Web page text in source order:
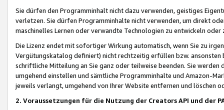
Sie dürfen den Programminhalt nicht dazu verwenden, geistiges
verletzen. Sie dürfen Programminhalte nicht verwenden, um direkt
maschinelles Lernen oder verwandte Technologien zu entwickeln
Die Lizenz endet mit sofortiger Wirkung automatisch, wenn Sie zu
Vergütungskatalog definiert) nicht rechtzeitig erfüllen bzw. ansonsten
schriftliche Mitteilung an Sie ganz oder teilweise beenden. Sie werden
umgehend einstellen und sämtliche Programminhalte und Amazon-
jeweils verlangt, umgehend von Ihrer Website entfernen und löschen
2. Voraussetzungen für die Nutzung der Creators API und der